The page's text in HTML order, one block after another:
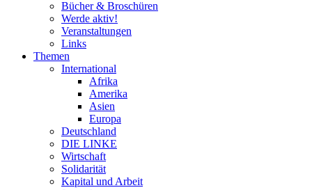
Bücher & Broschüren
Werde aktiv!
Veranstaltungen
Links
Themen
International
Afrika
Amerika
Asien
Europa
Deutschland
DIE LINKE
Wirtschaft
Solidarität
Kapital und Arbeit